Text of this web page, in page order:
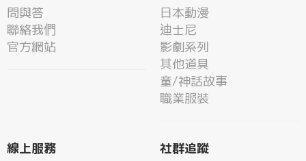
問與答
聯絡我們
官方網站
日本動漫
迪士尼
影劇系列
其他道具
童/神話故事
職業服裝
線上服務
社群追蹤